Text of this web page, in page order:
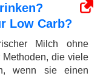
Low Carb?
Milch ohne
die viele
wenn sie einen